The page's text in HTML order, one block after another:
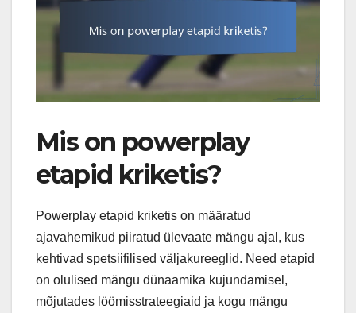
Mis on powerplay
etapid kriketis?
Powerplay etapid kriketis on määratud
ajavahemikud piiratud ülevaate mängu ajal, kus
kehtivad spetsiifilised väljakureeglid. Need etapid
on olulised mängu dünaamika kujundamisel,
mõjutades löömisstrateegiaid ja kogu mängu